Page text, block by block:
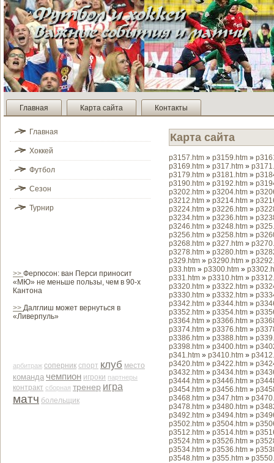
Главная Карта сайта Контакты
Главная
Хоккей
Футбол
Сезон
Турнир
>> Фергюсон: ван Перси приносит
«МЮ» не меньше пользы, чем в 90-х
Кантона
>> Далглиш может вернуться в
«Ливерпуль»
арби­траж соперник спорт клуб место
команда чемпион игроки партнеры
контракт сборная тренер игра
матч болельщик
Карта сайта
p3157.htm » p3159.htm »
p3169.htm » p317.htm »
p3179.htm » p3181.htm »
p3190.htm » p3192.htm »
p3202.htm » p3204.htm »
p3212.htm » p3214.htm »
p3224.htm » p3226.htm »
p3234.htm » p3236.htm »
p3246.htm » p3248.htm »
p3256.htm » p3258.htm »
p3268.htm » p327.htm »
p3278.htm » p3280.htm »
p329.htm » p3290.htm »
p33.htm » p3300.htm »
p331.htm » p3310.htm »
p3320.htm » p3322.htm »
p3330.htm » p3332.htm »
p3342.htm » p3344.htm »
p3352.htm » p3354.htm »
p3364.htm » p3366.htm »
p3374.htm » p3376.htm »
p3386.htm » p3388.htm »
p3398.htm » p3400.htm »
p341.htm » p3410.htm »
p3420.htm » p3422.htm »
p3432.htm » p3434.htm »
p3444.htm » p3446.htm »
p3454.htm » p3456.htm »
p3468.htm » p347.htm »
p3478.htm » p3480.htm »
p3492.htm » p3494.htm »
p3502.htm » p3504.htm »
p3512.htm » p3514.htm »
p3524.htm » p3526.htm »
p3534.htm » p3536.htm »
p3548.htm » p355.htm »